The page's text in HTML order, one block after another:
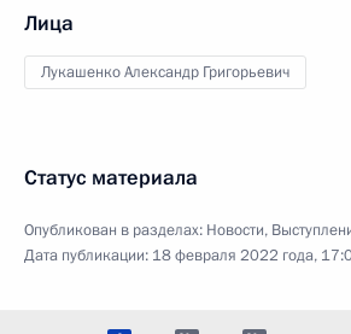
Лица
Лукашенко Александр Григорьевич
Статус материала
Опубликован в разделах: Новости,
Дата публикации: 18 февраля 2022 года,